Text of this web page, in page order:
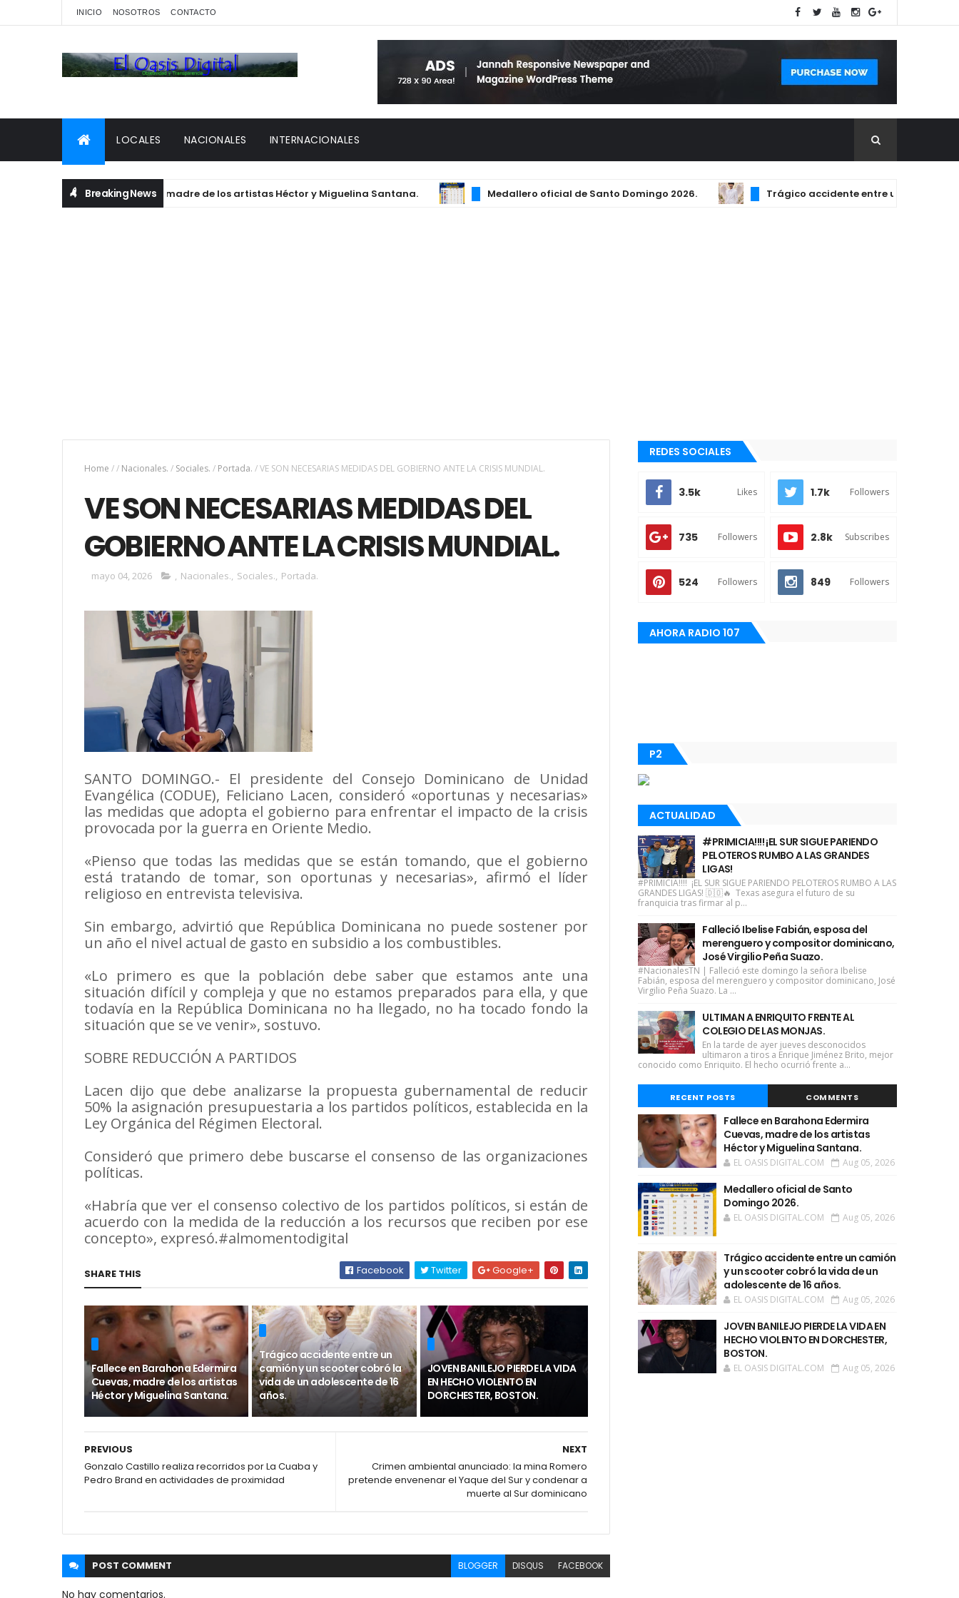
INICIO NOSOTROS CONTACTO
LOCALES NACIONALES INTERNACIONALES
Breaking News
Edermira Cuevas, madre de los artistas Héctor y Miguelina Santana. Medallero oficial de Santo Domingo 2026. Trágico accidente entre un camión y un
Home // Nacionales. / Sociales. / Portada. /VE SON NECESARIAS MEDIDAS DEL GOBIERNO ANTE LA CRISIS MUNDIAL.
VE SON NECESARIAS MEDIDAS DEL
GOBIERNO ANTE LA CRISIS MUNDIAL.
mayo 04, 2026 , Nacionales., Sociales., Portada.
SANTO DOMINGO.- El presidente del Consejo Dominicano de Unidad
Evangélica (CODUE), Feliciano Lacen, consideró «oportunas y necesarias»
las medidas que adopta el gobierno para enfrentar el impacto de la crisis
provocada por la guerra en Oriente Medio.
«Pienso que todas las medidas que se están tomando, que el gobierno
está tratando de tomar, son oportunas y necesarias», afirmó el líder
religioso en entrevista televisiva.
Sin embargo, advirtió que República Dominicana no puede sostener por
un año el nivel actual de gasto en subsidio a los combustibles.
«Lo primero es que la población debe saber que estamos ante una
situación difícil y compleja y que no estamos preparados para ella, y que
todavía en la República Dominicana no ha llegado, no ha tocado fondo la
situación que se ve venir», sostuvo.
SOBRE REDUCCIÓN A PARTIDOS
Lacen dijo que debe analizarse la propuesta gubernamental de reducir
50% la asignación presupuestaria a los partidos políticos, establecida en la
Ley Orgánica del Régimen Electoral.
Consideró que primero debe buscarse el consenso de las organizaciones
políticas.
«Habría que ver el consenso colectivo de los partidos políticos, si están de
acuerdo con la medida de la reducción a los recursos que reciben por ese
concepto», expresó.#almomentodigital
SHARE THIS Facebook Twitter Google+
Fallece en Barahona Edermira
Cuevas, madre de los artistas
Héctor y Miguelina Santana.
Trágico accidente entre un
camión y un scooter cobró la
vida de un adolescente de 16
años.
JOVEN BANILEJO PIERDE LA VIDA
EN HECHO VIOLENTO EN
DORCHESTER, BOSTON.
NEXT
Crimen ambiental anunciado: la mina Romero
pretende envenenar el Yaque del Sur y condenar a
muerte al Sur dominicano
PREVIOUS
Gonzalo Castillo realiza recorridos por La Cuaba y
Pedro Brand en actividades de proximidad
POST COMMENT BLOGGER DISQUS FACEBOOK
No hay comentarios.
REDES SOCIALES
3.5k Likes 1.7k Followers
735 Followers 2.8k Subscribes
524 Followers 849 Followers
AHORA RADIO 107
P2
ACTUALIDAD
#PRIMICIA!!!! ¡EL SUR SIGUE PARIENDO
PELOTEROS RUMBO A LAS GRANDES
LIGAS!
#PRIMICIA!!!! ¡EL SUR SIGUE PARIENDO PELOTEROS RUMBO A LAS
GRANDES LIGAS! 🇩🇴🔥 Texas asegura el futuro de su
franquicia tras firmar al p...
Falleció Ibelise Fabián, esposa del
merenguero y compositor dominicano,
José Virgilio Peña Suazo.
#NacionalesTN | Falleció este domingo la señora Ibelise
Fabián, esposa del merenguero y compositor dominicano, José
Virgilio Peña Suazo. La ...
ULTIMAN A ENRIQUITO FRENTE AL
COLEGIO DE LAS MONJAS.
En la tarde de ayer jueves desconocidos
ultimaron a tiros a Enrique Jiménez Brito, mejor
conocido como Enriquito. El hecho ocurrió frente a...
RECENT POSTS COMMENTS
Fallece en Barahona Edermira
Cuevas, madre de los artistas
Héctor y Miguelina Santana.
EL OASIS DIGITAL.COM Aug 05, 2026
Medallero oficial de Santo
Domingo 2026.
EL OASIS DIGITAL.COM Aug 05, 2026
Trágico accidente entre un camión
y un scooter cobró la vida de un
adolescente de 16 años.
EL OASIS DIGITAL.COM Aug 05, 2026
JOVEN BANILEJO PIERDE LA VIDA EN
HECHO VIOLENTO EN DORCHESTER,
BOSTON.
EL OASIS DIGITAL.COM Aug 05, 2026